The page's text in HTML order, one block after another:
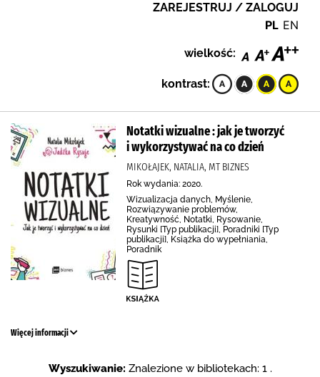
ZAREJESTRUJ / ZALOGUJ
PL EN
wielkość:
kontrast:
Notatki wizualne : jak je tworzyć
i wykorzystywać na co dzień
MIKOŁAJEK, NATALIA, MT BIZNES
Rok wydania: 2020.
Wizualizacja danych, Myślenie,
Rozwiązywanie problemów,
Kreatywność, Notatki, Rysowanie,
Rysunki [Typ publikacji], Poradniki [Typ
publikacji], Książka do wypełniania,
Poradnik
Więcej informacji
Wyszukiwanie: Znalezione w bibliotekach: 1 .